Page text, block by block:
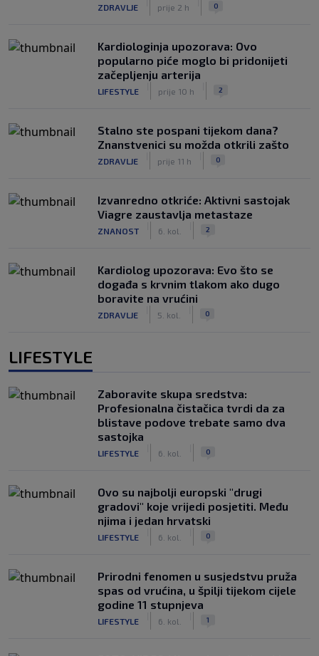
ZDRAVLJE prije 2 h 0
Kardiologinja upozorava: Ovo
popularno piće moglo bi pridonijeti
začepljenju arterija
LIFESTYLE prije 10 h 2
Stalno ste pospani tijekom dana?
Znanstvenici su možda otkrili zašto
ZDRAVLJE prije 11 h 0
Izvanredno otkriće: Aktivni sastojak
Viagre zaustavlja metastaze
ZNANOST 6. kol. 2
Kardiolog upozorava: Evo što se
događa s krvnim tlakom ako dugo
boravite na vrućini
ZDRAVLJE 5. kol. 0
LIFESTYLE
Zaboravite skupa sredstva:
Profesionalna čistačica tvrdi da za
blistave podove trebate samo dva
sastojka
LIFESTYLE 6. kol. 0
Ovo su najbolji europski "drugi
gradovi" koje vrijedi posjetiti. Među
njima i jedan hrvatski
LIFESTYLE 6. kol. 0
Prirodni fenomen u susjedstvu pruža
spas od vrućina, u špilji tijekom cijele
godine 11 stupnjeva
LIFESTYLE 6. kol. 1